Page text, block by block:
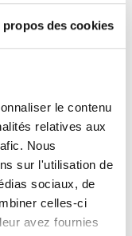
propos des cookies
le contenu
relatives aux
Nous
sur l'utilisation de
sociaux, de
celles-ci
avez fournies